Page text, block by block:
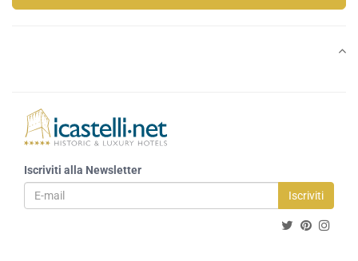
Iscriviti alla Newsletter
Iscriviti